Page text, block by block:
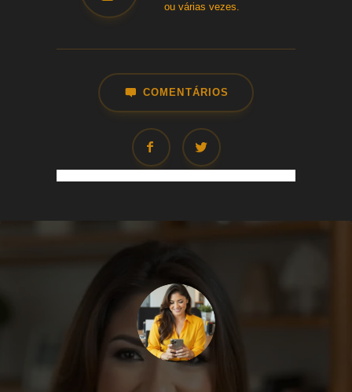
ou várias vezes.
COMENTÁRIOS